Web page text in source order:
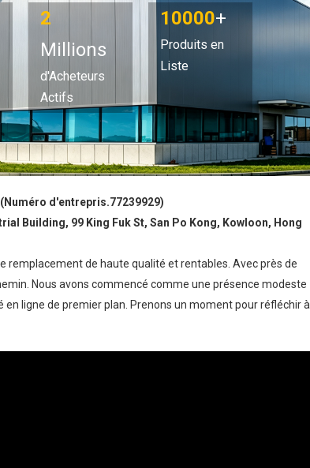
2
Millions
d'Acheteurs
Actifs
10000+
Produits en
Liste
d'entrepris.77239929)
Building, 99 King Fuk St, San Po Kong, Kowloon, Hong
de haute qualité et rentables. Avec près de
Nous avons commencé comme une présence modeste
ligne de premier plan. Prenons un moment pour réfléchir à